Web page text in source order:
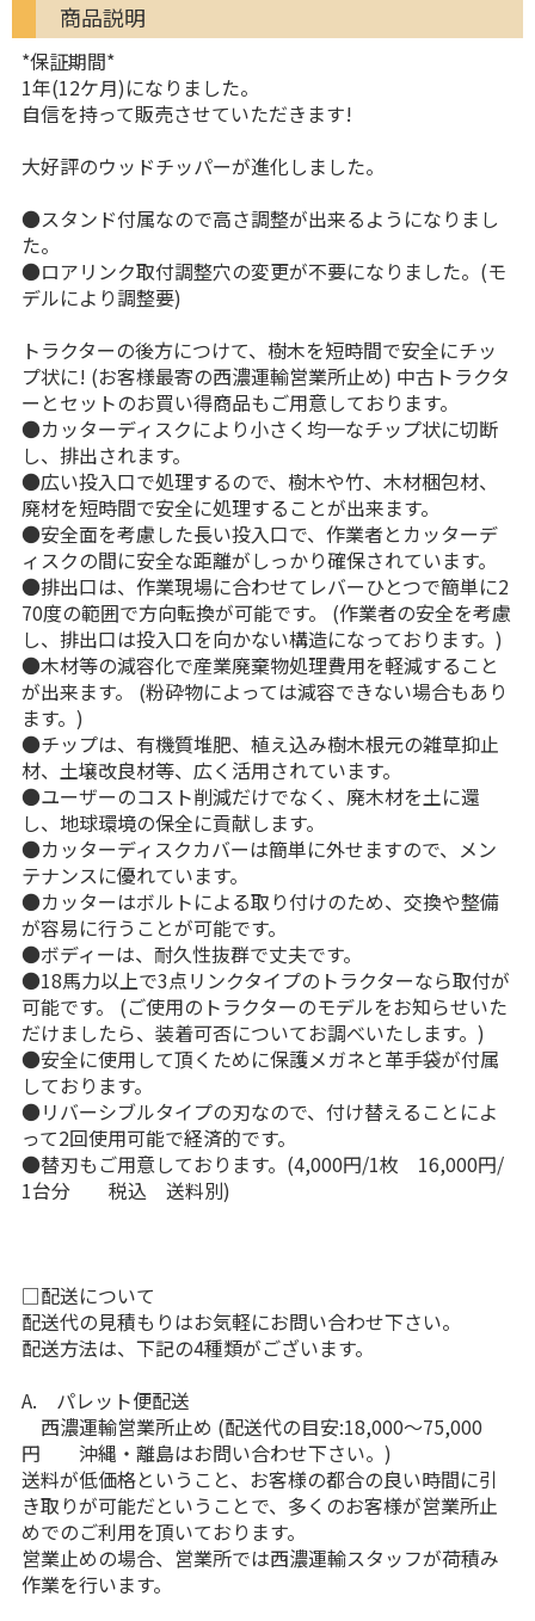
商品説明
*保証期間*
1年(12ケ月)になりました。
自信を持って販売させていただきます!
大好評のウッドチッパーが進化しました。
●スタンド付属なので高さ調整が出来るようになりまし
た。
●ロアリンク取付調整穴の変更が不要になりました。(モ
デルにより調整要)
トラクターの後方につけて、樹木を短時間で安全にチッ
プ状に! (お客様最寄の西濃運輸営業所止め) 中古トラクタ
ーとセットのお買い得商品もご用意しております。
●カッターディスクにより小さく均一なチップ状に切断
し、排出されます。
●広い投入口で処理するので、樹木や竹、木材梱包材、
廃材を短時間で安全に処理することが出来ます。
●安全面を考慮した長い投入口で、作業者とカッターデ
ィスクの間に安全な距離がしっかり確保されています。
●排出口は、作業現場に合わせてレバーひとつで簡単に2
70度の範囲で方向転換が可能です。 (作業者の安全を考慮
し、排出口は投入口を向かない構造になっております。)
●木材等の減容化で産業廃棄物処理費用を軽減すること
が出来ます。 (粉砕物によっては減容できない場合もあり
ます。)
●チップは、有機質堆肥、植え込み樹木根元の雑草抑止
材、土壌改良材等、広く活用されています。
●ユーザーのコスト削減だけでなく、廃木材を土に還
し、地球環境の保全に貢献します。
●カッターディスクカバーは簡単に外せますので、メン
テナンスに優れています。
●カッターはボルトによる取り付けのため、交換や整備
が容易に行うことが可能です。
●ボディーは、耐久性抜群で丈夫です。
●18馬力以上で3点リンクタイプのトラクターなら取付が
可能です。 (ご使用のトラクターのモデルをお知らせいた
だけましたら、装着可否についてお調べいたします。)
●安全に使用して頂くために保護メガネと革手袋が付属
しております。
●リバーシブルタイプの刃なので、付け替えることによ
って2回使用可能で経済的です。
●替刃もご用意しております。(4,000円/1枚 16,000円/
1台分 税込 送料別)
□配送について
配送代の見積もりはお気軽にお問い合わせ下さい。
配送方法は、下記の4種類がございます。
A. パレット便配送
西濃運輸営業所止め (配送代の目安:18,000〜75,000
円 沖縄・離島はお問い合わせ下さい。)
送料が低価格ということ、お客様の都合の良い時間に引
き取りが可能だということで、多くのお客様が営業所止
めでのご利用を頂いております。
営業止めの場合、営業所では西濃運輸スタッフが荷積み
作業を行います。